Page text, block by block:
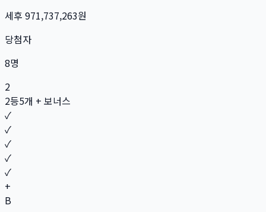
세후 971,737,263원
당첨자
8명
2
2등5개 + 보너스
✓
✓
✓
✓
✓
+
B